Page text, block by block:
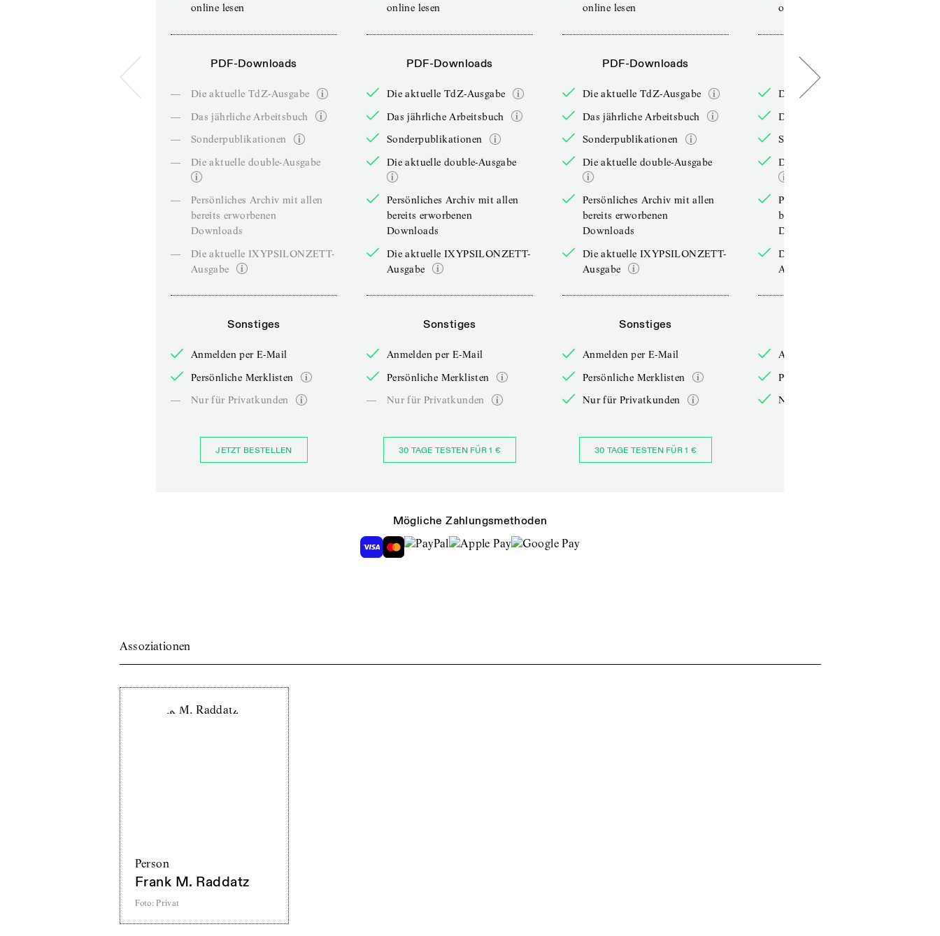
online lesen
PDF-Downloads
—
Die aktuelle TdZ-Ausgabe
—
Das jährliche Arbeitsbuch
—
Sonderpublikationen
—
Die aktuelle double-Ausgabe
—
Persönliches Archiv mit allen
bereits erworbenen
Downloads
—
Die aktuelle IXYPSILONZETT-
Ausgabe
Sonstiges
Anmelden per E-Mail
Persönliche Merklisten
—
Nur für Privatkunden
JETZT BESTELLEN
online lesen
PDF-Downloads
Die aktuelle TdZ-Ausgabe
Das jährliche Arbeitsbuch
Sonderpublikationen
Die aktuelle double-Ausgabe
Persönliches Archiv mit allen
bereits erworbenen
Downloads
Die aktuelle IXYPSILONZETT-
Ausgabe
Sonstiges
Anmelden per E-Mail
Persönliche Merklisten
—
Nur für Privatkunden
30 TAGE TESTEN FÜR 1 €
online lesen
PDF-Downloads
Die aktuelle TdZ-Ausgabe
Das jährliche Arbeitsbuch
Sonderpublikationen
Die aktuelle double-Ausgabe
Persönliches Archiv mit allen
bereits erworbenen
Downloads
Die aktuelle IXYPSILONZETT-
Ausgabe
Sonstiges
Anmelden per E-Mail
Persönliche Merklisten
Nur für Privatkunden
30 TAGE TESTEN FÜR 1 €
online lesen
PDF-Downloads
Die aktuelle TdZ-Ausgabe
Das jährliche Arbeitsbuch
Sonderpublikationen
Die aktuelle double-Ausgabe
Persönliches Archiv mit allen
bereits erworbenen
Downloads
Die aktuelle IXYPSILONZETT-
Ausgabe
Anmelden per E-Mail
Persönliche Merklisten
Nur für Privatkunden
Mögliche Zahlungsmethoden
Assoziationen
Person
Frank M. Raddatz
Foto: Privat